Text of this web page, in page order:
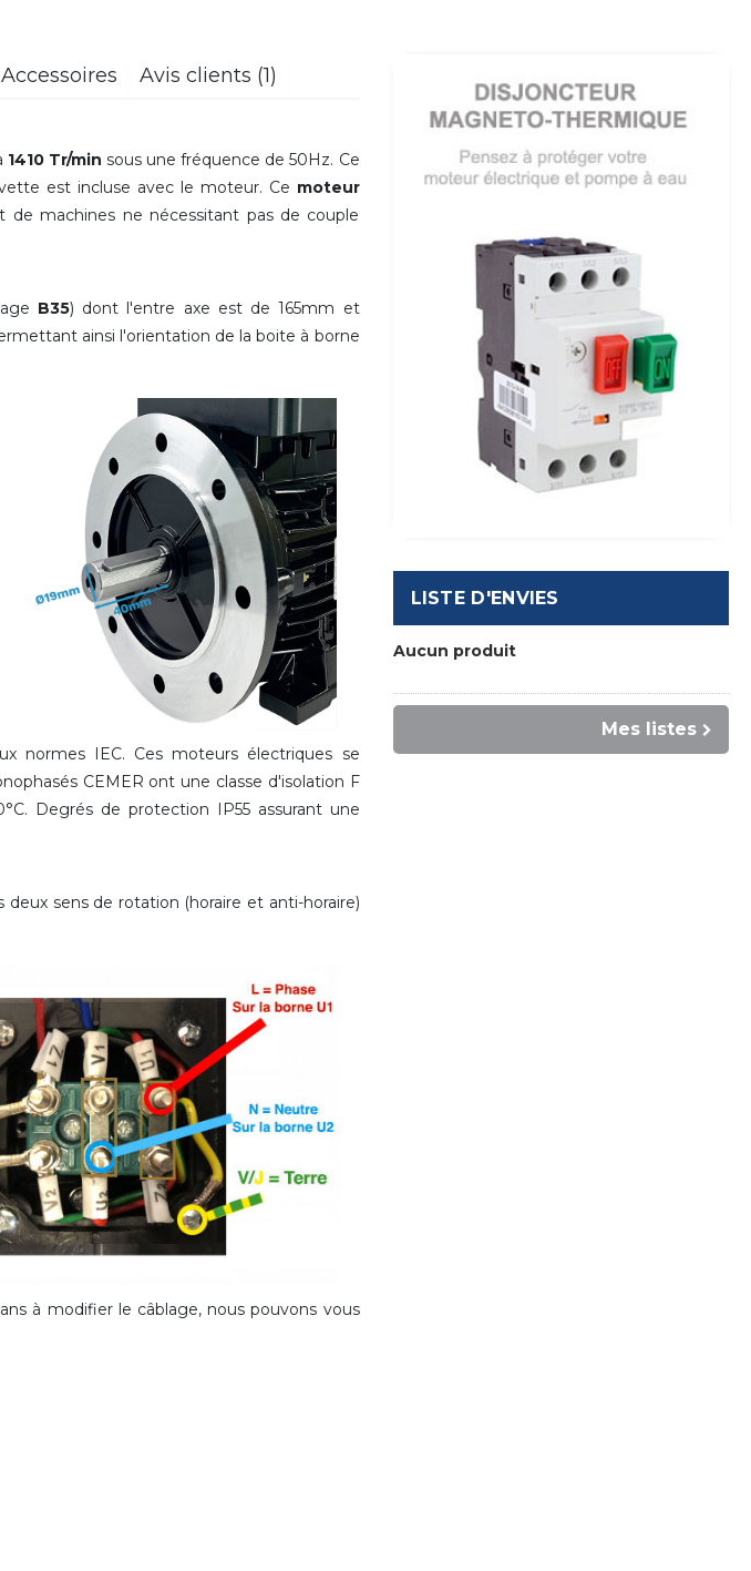
Accessoires Avis clients (1)
1410 Tr/min sous une fréquence de 50Hz. Ce
est incluse avec le moteur. Ce moteur
machines ne nécessitant pas de couple
B35) dont l'entre axe est de 165mm et
ainsi l'orientation de la boite à borne
normes IEC. Ces moteurs électriques se
CEMER ont une classe d'isolation F
Degrés de protection IP55 assurant une
sens de rotation (horaire et anti-horaire)
à modifier le câblage, nous pouvons vous
LISTE D'ENVIES
Aucun produit
Mes listes